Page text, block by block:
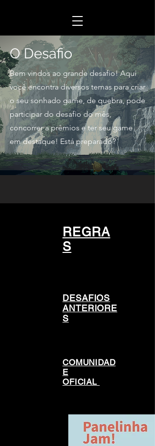
O Desafio
Bem vindos ao grande desafio! Aqui
você encontra diversos temas para criar
o seu sonhado game, de quebra, pode
participar do desafio do mês,
concorrer a prêmios e ter seu game
em destaque! Está preparado?
REGRA
S
DESAFIOS
ANTERIORE
S
COMUNIDAD
E
OFICIAL